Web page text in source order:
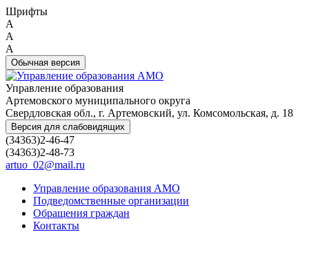
Шрифты
A
A
A
Обычная версия
Управление образования
Артемовского муниципального округа
Свердловская обл., г. Артемовский, ул. Комсомольская, д. 18
Версия для слабовидящих
(34363)2-46-47
(34363)2-48-73
artuo_02@mail.ru
Управление образования АМО
Подведомственные организации
Обращения граждан
Контакты